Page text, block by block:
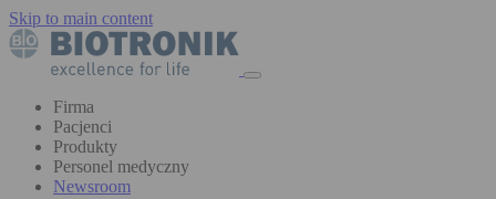
Skip to main content
Firma
Pacjenci
Produkty
Personel medyczny
Newsroom